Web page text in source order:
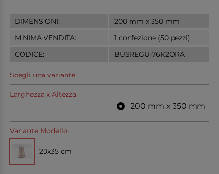
DIMENSIONI:
200 mm x 350 mm
MINIMA VENDITA:
1 confezione (50 pezzi)
CODICE:
BUSREGU-76K2ORA
Scegli una variante
Larghezza x Altezza
200 mm x 350 mm
Variante Modello
20x35 cm